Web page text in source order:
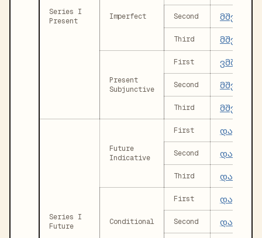
Series I
Present
Imperfect Second
Third
Present
Subjunctive
First
Second
Third
Series I
Future
Future
Indicative
First
Second
Third
Conditional
First
Second